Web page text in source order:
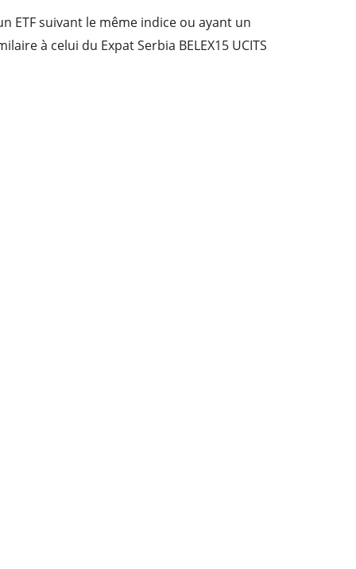
ETF suivant le même indice ou ayant un
à celui du Expat Serbia BELEX15 UCITS